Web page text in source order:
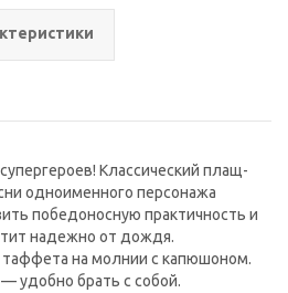
Классический плащ-
одноименного персонажа
победоносную практичность и
надежно от дождя.
на молнии с капюшоном.
удобно брать с собой.